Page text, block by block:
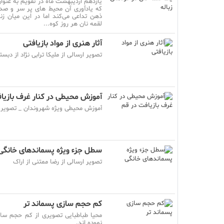
که یادآوری آن محیط های پر سر و
ذهن تداعی می‌کند اما در این
لقمه نان هر روز کوه...
آثار هنری از مواد بازیافتی
تصویر ارسالی از ملیکا ترابی نژاد از
آموزش محیطی در کنار غرف
آموزش محیطی ویژه شهروندان _
سطل جزء ویژه پسماندهای
تصویر ارسالی از رضا ممتنی از اراک
کم حجم سازی پسماند تر
محیا طباطبایی تصویری از کم حجم